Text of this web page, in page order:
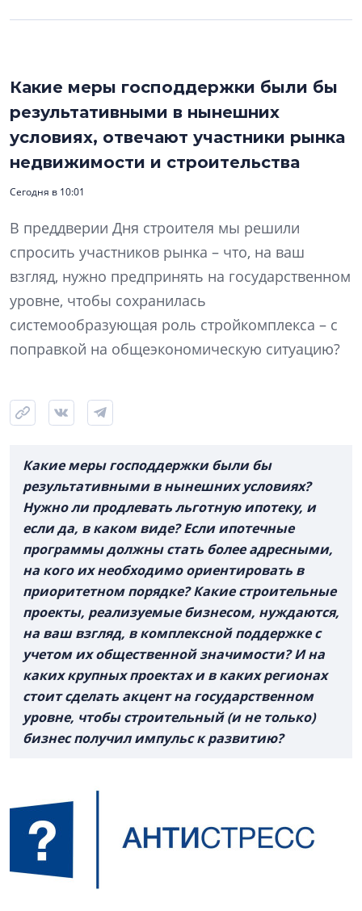
Какие меры господдержки были бы
результативными в нынешних
условиях, отвечают участники рынка
недвижимости и строительства
Сегодня в 10:01
В преддверии Дня строителя мы решили
спросить участников рынка – что, на ваш
взгляд, нужно предпринять на государственном
уровне, чтобы сохранилась
системообразующая роль стройкомплекса – с
поправкой на общеэкономическую ситуацию?
Какие меры господдержки были бы
результативными в нынешних условиях?
Нужно ли продлевать льготную ипотеку, и
если да, в каком виде? Если ипотечные
программы должны стать более адресными,
на кого их необходимо ориентировать в
приоритетном порядке? Какие строительные
проекты, реализуемые бизнесом, нуждаются,
на ваш взгляд, в комплексной поддержке с
учетом их общественной значимости? И на
каких крупных проектах и в каких регионах
стоит сделать акцент на государственном
уровне, чтобы строительный (и не только)
бизнес получил импульс к развитию?